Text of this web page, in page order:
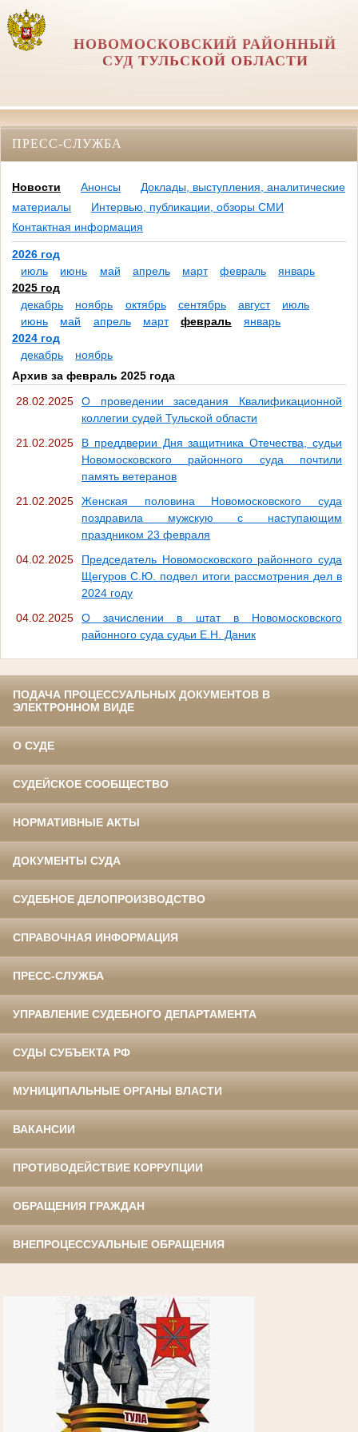
НОВОМОСКОВСКИЙ РАЙОННЫЙ
СУД ТУЛЬСКОЙ ОБЛАСТИ
ПРЕСС-СЛУЖБА
Новости Анонсы
Доклады, выступления, аналитические
материалы
Интервью, публикации, обзоры СМИ
Контактная информация
2026 год
июль
июнь май апрель март февраль
январь
2025 год
декабрь
ноябрь октябрь сентябрь август
июль
июнь
май апрель март февраль
январь
2024 год
декабрь
ноябрь
Архив за февраль 2025 года
28.02.2025
О проведении заседания Квалификационной
коллегии судей Тульской области
21.02.2025
В преддверии Дня защитника Отечества, судьи
Новомосковского районного суда почтили
память ветеранов
21.02.2025
Женская половина Новомосковского суда
поздравила мужскую с наступающим
праздником 23 февраля
04.02.2025
Председатель Новомосковского районного суда
Щегуров С.Ю. подвел итоги рассмотрения дел в
2024 году
04.02.2025
О зачислении в штат в Новомосковского
районного суда судьи Е.Н. Даник
ПОДАЧА ПРОЦЕССУАЛЬНЫХ ДОКУМЕНТОВ В
ЭЛЕКТРОННОМ ВИДЕ
О СУДЕ
СУДЕЙСКОЕ СООБЩЕСТВО
НОРМАТИВНЫЕ АКТЫ
ДОКУМЕНТЫ СУДА
СУДЕБНОЕ ДЕЛОПРОИЗВОДСТВО
СПРАВОЧНАЯ ИНФОРМАЦИЯ
ПРЕСС-СЛУЖБА
УПРАВЛЕНИЕ СУДЕБНОГО ДЕПАРТАМЕНТА
СУДЫ СУБЪЕКТА РФ
МУНИЦИПАЛЬНЫЕ ОРГАНЫ ВЛАСТИ
ВАКАНСИИ
ПРОТИВОДЕЙСТВИЕ КОРРУПЦИИ
ОБРАЩЕНИЯ ГРАЖДАН
ВНЕПРОЦЕССУАЛЬНЫЕ ОБРАЩЕНИЯ